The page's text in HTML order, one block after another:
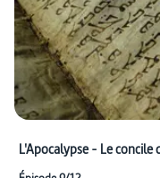
L'Apocalypse - Le concile